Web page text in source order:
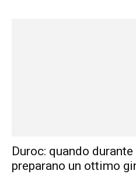
Duroc: quando
preparano un ottimo